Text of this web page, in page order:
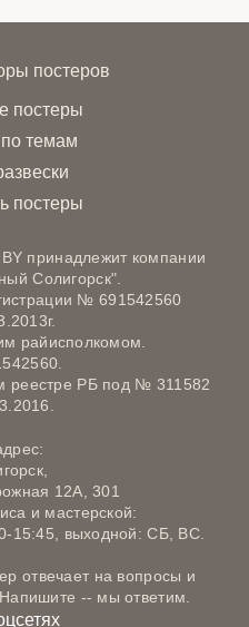
постеров
постеры
темам
постеры
принадлежит компании
Солигорск".
№ 691542560
райисполкомом.
реестре РБ под № 311582
12А, 301
и мастерской:
15:45, выходной: СБ, ВС.
отвечает на вопросы и
-- мы ответим.